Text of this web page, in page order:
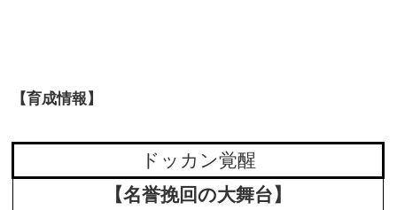
【育成情報】
ドッカン覚醒
【名誉挽回の大舞台】